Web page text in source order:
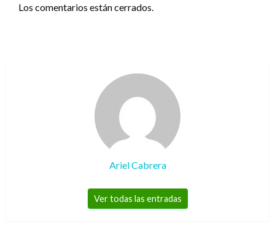
Los comentarios están cerrados.
Ariel Cabrera
Ver todas las entradas